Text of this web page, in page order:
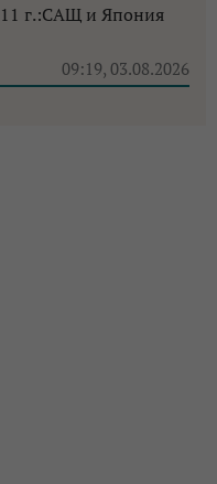
г.:САЩ и Япония
09:19, 03.08.2026